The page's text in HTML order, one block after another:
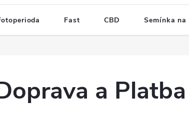
Fast CBD Semínka na
a Platba